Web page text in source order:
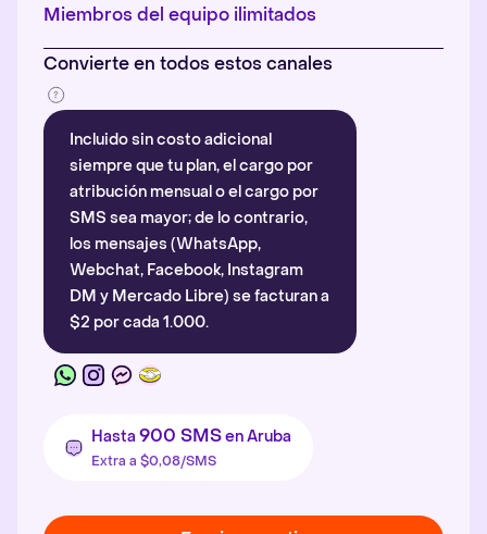
Miembros del equipo ilimitados
Convierte en todos estos canales
Incluido sin costo adicional
siempre que tu plan, el cargo por
atribución mensual o el cargo por
SMS sea mayor; de lo contrario,
los mensajes (WhatsApp,
Webchat, Facebook, Instagram
DM y Mercado Libre) se facturan a
$2 por cada 1.000.
Hasta 900 SMSen Aruba
Extra a $0,08/SMS